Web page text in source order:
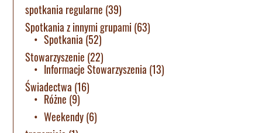
spotkania regularne (39)
Spotkania z innymi grupami (63)
Spotkania (52)
Stowarzyszenie (22)
Informacje Stowarzyszenia (13)
Świadectwa (16)
Różne (9)
Weekendy(6)